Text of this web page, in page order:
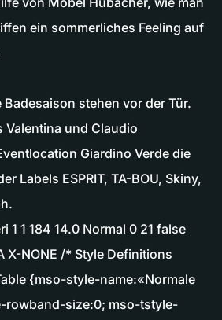
ein sommerliches Feeling auf
Badesaison stehen vor der Tür.
und Claudio
Giardino Verde die
Labels ESPRIT, TA-BOU, Skiny,
1 1 184 14.0 Normal 0 21 false
X-NONE /* Style Definitions
{mso-style-name:«Normale
rowband-size:0; mso-tstyle-